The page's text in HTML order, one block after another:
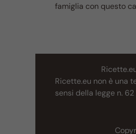
famiglia con questo
Ricette.eu non è una
sensi della legge n.